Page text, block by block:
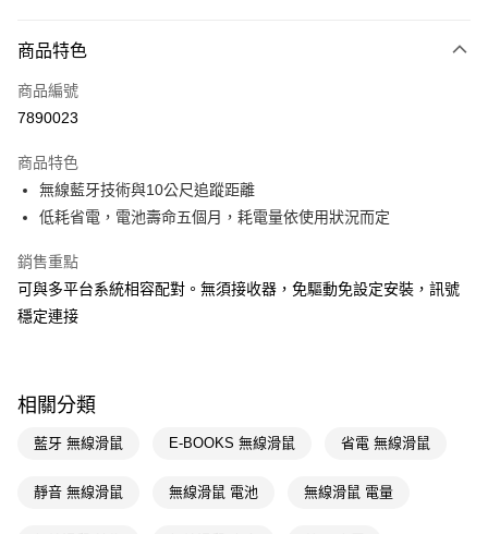
POYA支付
信用卡一次付款
Apple Pay
街口支付
悠遊付
Google Pay
【關於「AFTEE先享後付」】
AFTEE先享後付是「在收到商品之後才付款」的支付方式。 讓您購物簡單
便利好安心！
３．安心：先確認商品／服務後，再付款。
每筆NT$100，滿NT$590(含以上)免運費
商品特色
商品編號
7890023
商品特色
無線藍牙技術與10公尺追蹤距離
低耗省電，電池壽命五個月，耗電量依使用狀況而定
銷售重點
可與多平台系統相容配對。無須接收器，免驅動免設定安裝，訊號
穩定連接
相關分類
藍牙 無線滑鼠 E-BOOKS 無線滑鼠 省電 無線滑鼠
靜音 無線滑鼠 無線滑鼠 電池 無線滑鼠 電量